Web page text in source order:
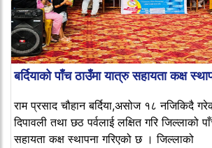
बर्दियाको पाँच ठाउँमा यात्रु सहायता कक्ष
राम प्रसाद चौहान बर्दिया,असोज १८‍ नजिकिदै
दिपावली तथा छठ पर्वलाई लक्षित गरि जिल्लाको
सहायता कक्ष स्थापना गरिएको छ । जिल्लाको